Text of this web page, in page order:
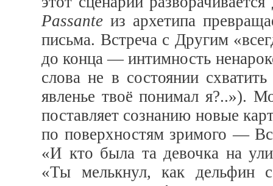
Passanteиз архетипа
письма. Встреча с Другим
до конца — интимность
слова не в состоянии
явленье твоё понимал я?..»).
поставляет сознанию новые
по поверхностям зримого —
«И кто была та девочка на
«Ты мелькнул, как дельфин